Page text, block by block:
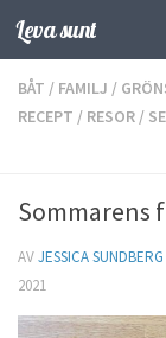
Hoppa till
Leva sunt
BÅT / FAMILJ /
RECEPT / RESOR /
Sommarens
AVJESSICA SUNDBERG
2021